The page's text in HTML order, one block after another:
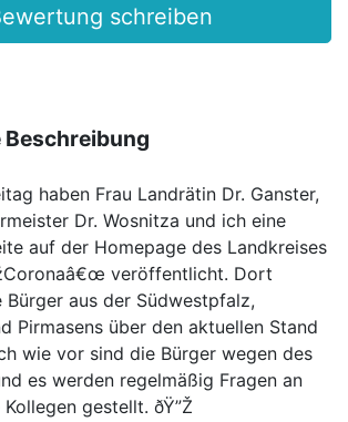
schreiben
haben Frau Landrätin Dr. Ganster,
Dr. Wosnitza und ich eine
auf der Homepage des Landkreises
veröffentlicht. Dort
Bürger aus der Südwestpfalz,
Pirmasens über den aktuellen Stand
wie vor sind die Bürger wegen des
es werden regelmäßig Fragen an
gestellt. ðŸ”Ž